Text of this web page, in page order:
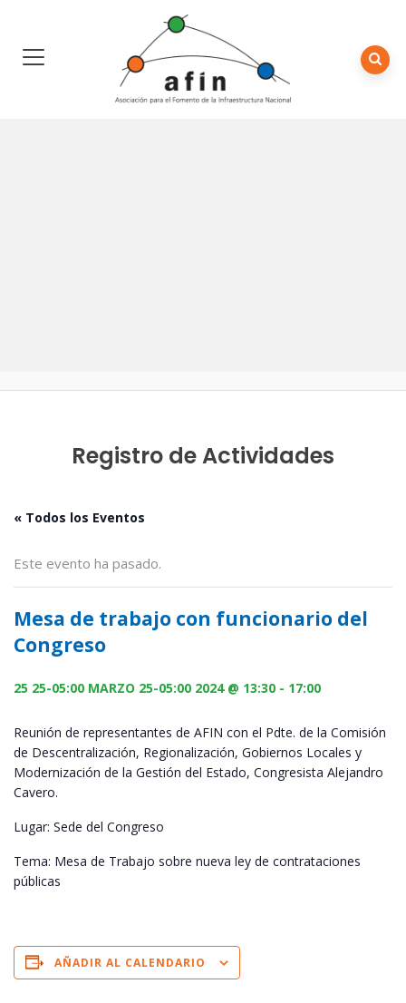
Registro de Actividades
« Todos los Eventos
Este evento ha pasado.
Mesa de trabajo con funcionario del
Congreso
25 25-05:00 MARZO 25-05:00 2024 @ 13:30 - 17:00
Reunión de representantes de AFIN con el Pdte. de la Comisión
de Descentralización, Regionalización, Gobiernos Locales y
Modernización de la Gestión del Estado, Congresista Alejandro
Cavero.
Lugar: Sede del Congreso
Tema: Mesa de Trabajo sobre nueva ley de contrataciones
públicas
AÑADIR AL CALENDARIO